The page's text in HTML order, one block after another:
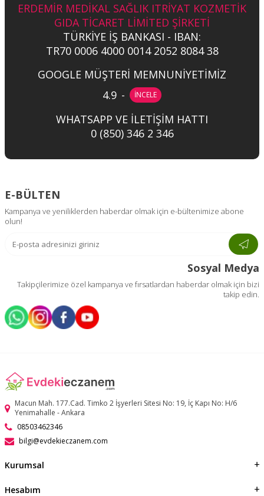
ERDEMİR MEDİKAL SAĞLIK ITRİYAT KOZMETİK
GIDA TİCARET LİMİTED ŞİRKETİ
TÜRKİYE İŞ BANKASI - IBAN:
TR70 0006 4000 0014 2052 8084 38
GOOGLE MÜŞTERİ MEMNUNİYETİMİZ
4.9 - İNCELE
WHATSAPP VE İLETİŞİM HATTI
0 (850) 346 2 346
E-BÜLTEN
Kampanya ve yeniliklerden haberdar olmak için e-bültenimize abone
olun!
Sosyal Medya
Takipçilerimize özel kampanya ve fırsatlardan haberdar olmak için bizi
takip edin.
Macun Mah. 177.Cad. Timko 2 İşyerleri Sitesi No: 19, İç Kapı No: H/6
Yenimahalle - Ankara
08503462346
bilgi@evdekieczanem.com
Kurumsal
Hesabım